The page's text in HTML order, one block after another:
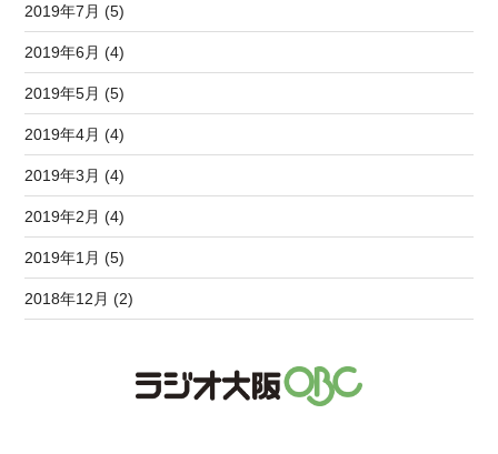
2019年7月 (5)
2019年6月 (4)
2019年5月 (5)
2019年4月 (4)
2019年3月 (4)
2019年2月 (4)
2019年1月 (5)
2018年12月 (2)